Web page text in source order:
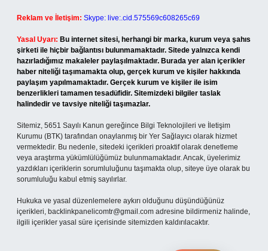
Reklam ve İletişim: Skype: live:.cid.575569c608265c69
Yasal Uyarı: Bu internet sitesi, herhangi bir marka, kurum veya şahıs
şirketi ile hiçbir bağlantısı bulunmamaktadır. Sitede yalnızca kendi
hazırladığımız makaleler paylaşılmaktadır. Burada yer alan içerikler
haber niteliği taşımamakta olup, gerçek kurum ve kişiler hakkında
paylaşım yapılmamaktadır. Gerçek kurum ve kişiler ile isim
benzerlikleri tamamen tesadüfidir. Sitemizdeki bilgiler taslak
halindedir ve tavsiye niteliği taşımazlar.
Sitemiz, 5651 Sayılı Kanun gereğince Bilgi Teknolojileri ve İletişim
Kurumu (BTK) tarafından onaylanmış bir Yer Sağlayıcı olarak hizmet
vermektedir. Bu nedenle, sitedeki içerikleri proaktif olarak denetleme
veya araştırma yükümlülüğümüz bulunmamaktadır. Ancak, üyelerimiz
yazdıkları içeriklerin sorumluluğunu taşımakta olup, siteye üye olarak bu
sorumluluğu kabul etmiş sayılırlar.
Hukuka ve yasal düzenlemelere aykırı olduğunu düşündüğünüz
içerikleri, backlinkpanelicomtr@gmail.com adresine bildirmeniz halinde,
ilgili içerikler yasal süre içerisinde sitemizden kaldırılacaktır.